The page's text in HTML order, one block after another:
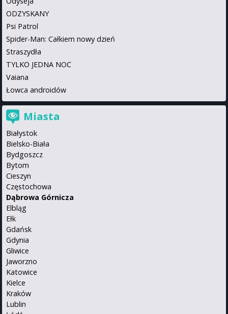
ODZYSKANY
Psi Patrol
Spider-Man: Całkiem nowy dzień
Straszydła
TYLKO JEDNA NOC
Vaiana
Łowca androidów
Miasta
Białystok
Bielsko-Biała
Bydgoszcz
Bytom
Cieszyn
Częstochowa
Dąbrowa Górnicza
Elbląg
Ełk
Gdańsk
Gdynia
Gliwice
Jaworzno
Katowice
Kielce
Kraków
Lublin